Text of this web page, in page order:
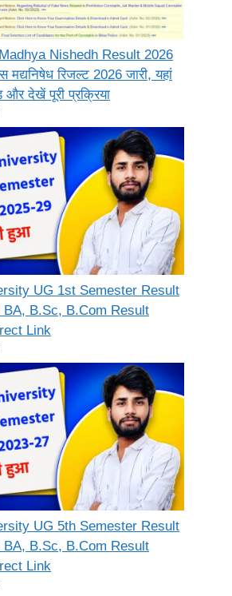
Nishedh Result 2026
मद्यनिषेध रिजल्ट 2026 जारी, यहां
देखें पूरी प्रक्रिया
UG 1st Semester Result
BA, B.Sc, B.Com Result
Link
UG 5th Semester Result
BA, B.Sc, B.Com Result
Link